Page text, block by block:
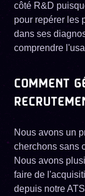
côté R&D
pour repérer les
dans ses
comprendre
COMMENT
Nous avons un
cherchons sans
Nous avons
faire de
depuis notre